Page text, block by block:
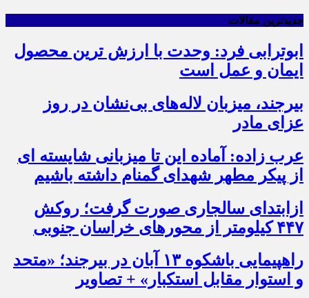
جدیدترین مقالات
ابوترابی فرد: وحدت با ارزش ترین محصول
ایمان و عمل است
بیرجند، میزبان لاله‌های بی‌نشان در روز
عزای مادر
عرب زاده: آماده این تا میزبانی شایسته ای
از پیکر مطهر شهدای گمنام داشته باشیم
ازابتدای سالجاری صورت گرفت؛ روکش
۴۴۷ کیلومتر از محورهای خراسان جنوبی
راهپیمایی باشکوه ۱۳ آبان در بیرجند؛ «متحد
و استوار مقابل استکبار» + تصاویر